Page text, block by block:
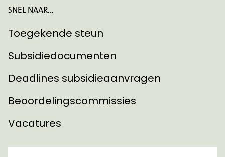
SNEL NAAR...
Toegekende steun
Subsidiedocumenten
Deadlines subsidieaanvragen
Beoordelingscommissies
Vacatures